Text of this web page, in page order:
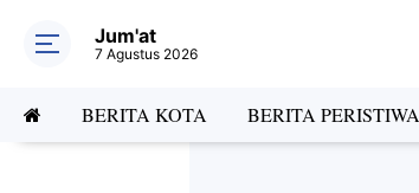
Jum'at
7 Agustus 2026
BERITA KOTA BERITA PERISTIWA